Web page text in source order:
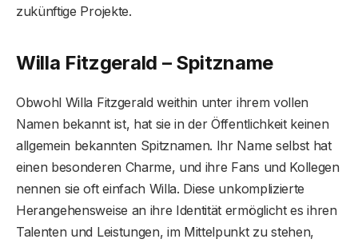
zukünftige Projekte.
Willa Fitzgerald – Spitzname
Obwohl Willa Fitzgerald weithin unter ihrem vollen
Namen bekannt ist, hat sie in der Öffentlichkeit keinen
allgemein bekannten Spitznamen. Ihr Name selbst hat
einen besonderen Charme, und ihre Fans und Kollegen
nennen sie oft einfach Willa. Diese unkomplizierte
Herangehensweise an ihre Identität ermöglicht es ihren
Talenten und Leistungen, im Mittelpunkt zu stehen,